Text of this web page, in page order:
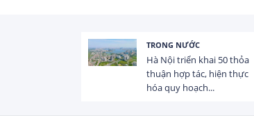
TRONG NƯỚC
Hà Nội triển khai 50 thỏa
thuận hợp tác, hiện thực
hóa quy hoạch...